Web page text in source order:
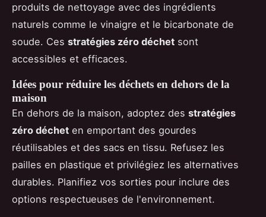
produits de nettoyage avec des ingrédients
naturels comme le vinaigre et le bicarbonate de
soude. Ces stratégies zéro déchet sont
accessibles et efficaces.
Idées pour réduire les déchets en dehors de la
maison
En dehors de la maison, adoptez des stratégies
zéro déchet en emportant des gourdes
réutilisables et des sacs en tissu. Refusez les
pailles en plastique et privilégiez les alternatives
durables. Planifiez vos sorties pour inclure des
options respectueuses de l'environnement.